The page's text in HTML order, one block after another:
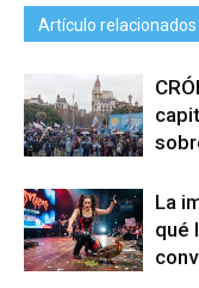
Artículo relacionados
La
qué